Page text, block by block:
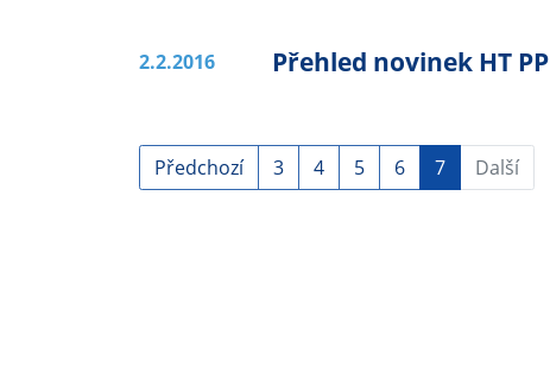
2.2.2016 Přehled novinek HT
Předchozí 3 4 5 6 7 Další